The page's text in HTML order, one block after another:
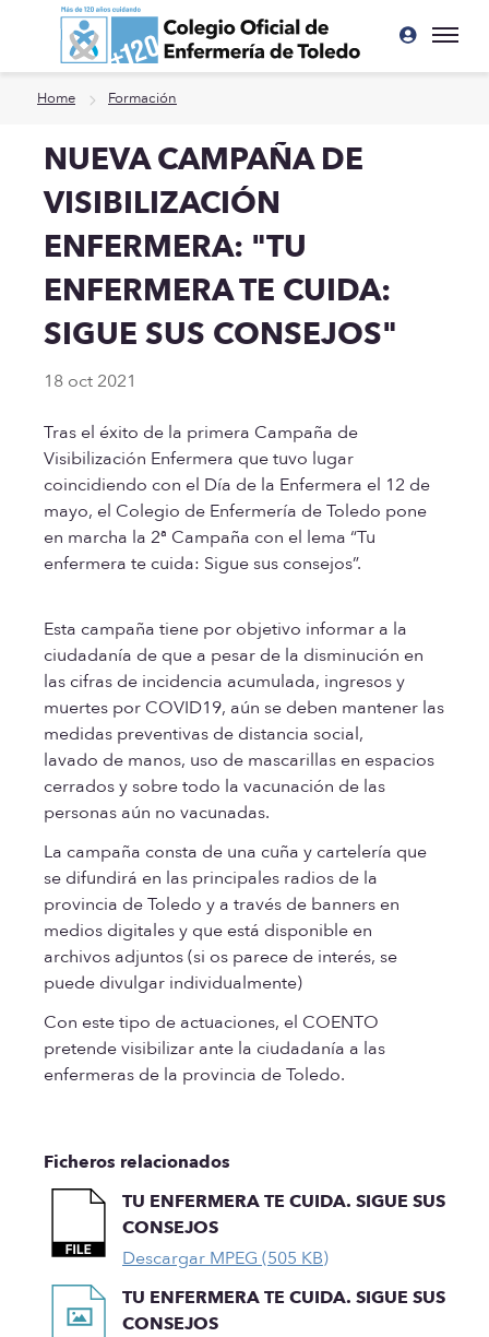
Ir a contenido principal
Home Formación
NUEVA CAMPAÑA DE
VISIBILIZACIÓN
ENFERMERA: "TU
ENFERMERA TE CUIDA:
SIGUE SUS CONSEJOS"
18 oct 2021
Tras el éxito de la primera Campaña de
Visibilización Enfermera que tuvo lugar
coincidiendo con el Día de la Enfermera el 12 de
mayo, el Colegio de Enfermería de Toledo pone
en marcha la 2ª Campaña con el lema “Tu
enfermera te cuida: Sigue sus consejos”.
Esta campaña tiene por objetivo informar a la
ciudadanía de que a pesar de la disminución en
las cifras de incidencia acumulada, ingresos y
muertes por COVID19, aún se deben mantener las
medidas preventivas de distancia social,
lavado de manos, uso de mascarillas en espacios
cerrados y sobre todo la vacunación de las
personas aún no vacunadas.
La campaña consta de una cuña y cartelería que
se difundirá en las principales radios de la
provincia de Toledo y a través de banners en
medios digitales y que está disponible en
archivos adjuntos (si os parece de interés, se
puede divulgar individualmente)
Con este tipo de actuaciones, el COENTO
pretende visibilizar ante la ciudadanía a las
enfermeras de la provincia de Toledo.
Ficheros relacionados
TU ENFERMERA TE CUIDA. SIGUE SUS
CONSEJOS
Descargar MPEG (505 KB)
TU ENFERMERA TE CUIDA. SIGUE SUS
CONSEJOS